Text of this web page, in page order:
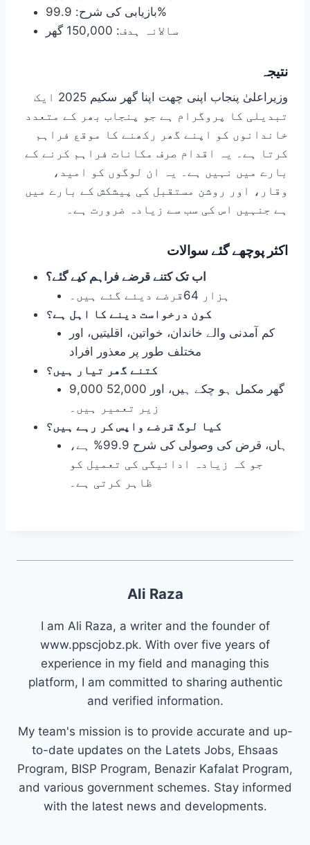
بازیابی کی شرح: 99.9%
سالانہ ہدف: 150,000 گھر
نتیجہ
وزیراعلیٰ پنجاب اپنی چھت اپنا گھر سکیم 2025 ایک
تبدیلی کا پروگرام ہے جو پنجاب بھر کے متعدد
خاندانوں کو اپنے گھر رکھنے کا موقع فراہم
کرتا ہے۔ یہ اقدام صرف مکانات فراہم کرنے کے
بارے میں نہیں ہے۔ یہ ان لوگوں کو امید،
وقار، اور روشن مستقبل کی پیشکش کے بارے میں
ہے جنہیں اس کی سب سے زیادہ ضرورت ہے۔
اکثر پوچھے گئے سوالات
اب تک کتنے قرضے فراہم کیے گئے؟
ہزار 64قرضے دیئے گئے ہیں۔
کون درخواست دینے کا اہل ہے؟
کم آمدنی والے خاندان، خواتین، اقلیتیں، اور
مختلف طور پر معذور افراد
کتنے گھر تیار ہیں؟
9,000 گھر مکمل ہو چکے ہیں، اور 52,000
زیر تعمیر ہیں۔
کیا لوگ قرضے واپس کر رہے ہیں؟
ہاں، قرض کی وصولی کی شرح 99.9% ہے،
جو کہ زیادہ ادائیگی کی تعمیل کو
ظاہر کرتی ہے۔
Ali Raza
I am Ali Raza, a writer and the founder of
www.ppscjobz.pk. With over five years of
experience in my field and managing this
platform, I am committed to sharing authentic
and verified information.
My team's mission is to provide accurate and up-
to-date updates on the Latets Jobs, Ehsaas
Program, BISP Program, Benazir Kafalat Program,
and various government schemes. Stay informed
with the latest news and developments.